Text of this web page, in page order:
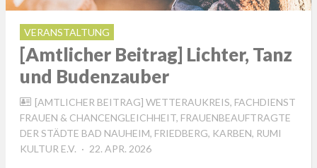
VERANSTALTUNG
[Amtlicher Beitrag] Lichter, Tanz
und Budenzauber
[AMTLICHER BEITRAG] WETTERAUKREIS, FACHDIENST
FRAUEN & CHANCENGLEICHHEIT, FRAUENBEAUFTRAGTE
DER STÄDTE BAD NAUHEIM, FRIEDBERG, KARBEN, RUMI
KULTUR E.V.
POSTED
22. APR. 2026